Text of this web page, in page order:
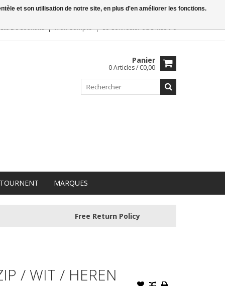
De Souhaits Mon Compte Se ConnecterouS'inscrire
Panier
0 Articles / €0,00
MARQUES
Free Return Policy
/ WIT / HEREN
et son utilisation de notre site, en plus d'en améliorer les fonctions.